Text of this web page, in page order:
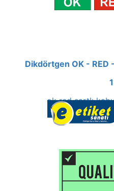
Dikdörtgen OK - RED
ok red şartlı